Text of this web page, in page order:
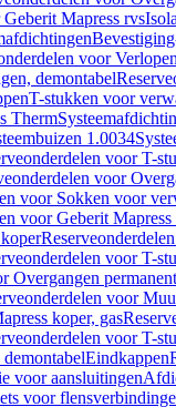
Mapress rvs
voor Verlopen
demontabel
T-stukken voor
Therm
1.0034
voor T-
voor
voor Sokken voor
voor Geberit Mapress
voor T-
Overgangen permanent
voor
koper, gas
voor T-
Eindkappen
voor aansluitingen
voor